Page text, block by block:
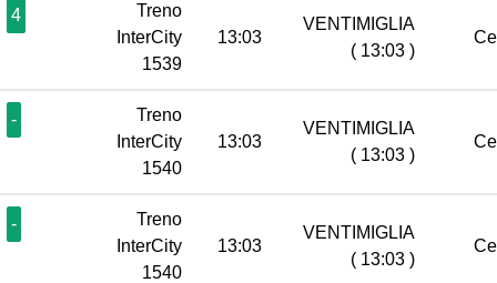
4
Treno
InterCity
1539
13:03
VENTIMIGLIA
( 13:03 )
-
Treno
InterCity
1540
13:03
VENTIMIGLIA
( 13:03 )
-
Treno
InterCity
1540
13:03
VENTIMIGLIA
( 13:03 )